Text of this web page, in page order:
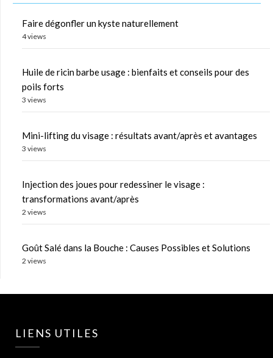
Faire dégonfler un kyste naturellement
4 views
Huile de ricin barbe usage : bienfaits et conseils pour des
poils forts
3 views
Mini-lifting du visage : résultats avant/après et avantages
3 views
Injection des joues pour redessiner le visage :
transformations avant/après
2 views
Goût Salé dans la Bouche : Causes Possibles et Solutions
2 views
LIENS UTILES